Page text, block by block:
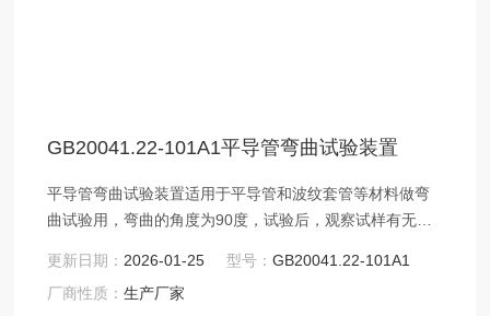
GB20041.22-101A1平导管弯曲试验装置
平导管弯曲试验装置​适用于平导管和波纹套管等材料做弯
曲试验用，弯曲的角度为90度，试验后，观察试样有无裂
更新日期： 2026-01-25 型号：GB20041.22-101A1
厂商性质：生产厂家